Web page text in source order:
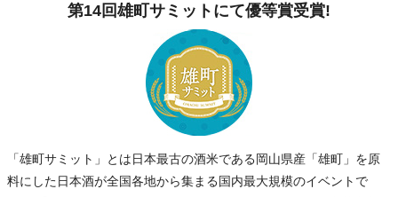
第14回雄町サミットにて優等賞受賞!
「雄町サミット」とは日本最古の酒米である岡山県産「雄町」を原
料にした日本酒が全国各地から集まる国内最大規模のイベントで